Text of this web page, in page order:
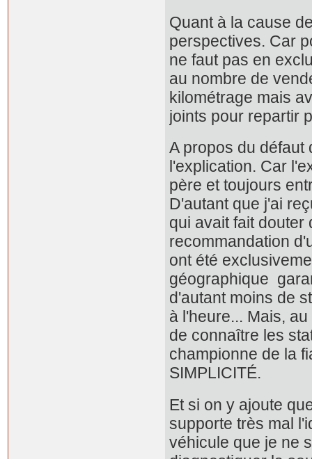
Quant à la cause
perspectives. Car
ne faut pas en
au nombre de
kilométrage mais
joints pour repartir
A propos du défaut
l'explication. Car
père et toujours
D'autant que j'ai
qui avait fait
recommandation
ont été
géographique
d'autant moins de
à l'heure... Mais,
de connaître les
championne de la
SIMPLICITÉ.
Et si on y ajoute
supporte très mal
véhicule que je ne